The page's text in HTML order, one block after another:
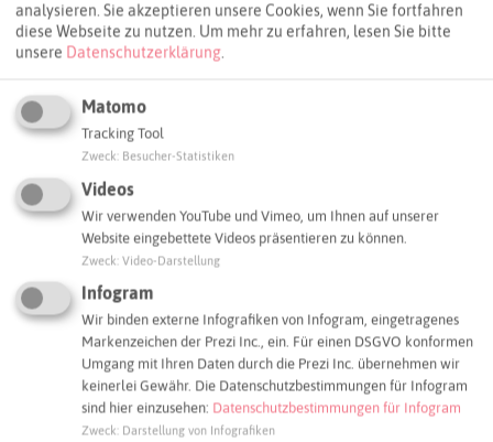
zahlreiche Teilnehmende der Einladung und sorgten für
eine lebendige und engagierte Atmosphäre. Nach der
Begrüßung durch Dr. Richard Schröder (Fachbereichsleiter
Recklinghausen) und Mark Pietreck (Leitender
Regierungsschuldirektor und Bezirkskoordinator
Regionale Bildungsnetzwerke Münster) gab Univ.-Prof. Dr.
Silvia-Iris Beutel von der TU Dortmund mit ihrem
Impulsvortrag wertvolle Anregungen zur demokratischen
Gestaltung von Schule.
Im Anschluss bot der Markt für Möglichkeiten im Foyer
vielfältige Gelegenheiten zum Austausch und Vernetzung.
Besonders lebhaft waren die Workshops, die eine breite
Palette an Themen abdeckten: von Antisemitismus,
Verschwörungserzählungen und Fake News über
politische Bildung und Schülervertretung bis hin zu
Wertevermittlung im Sport und dem Umgang mit
analysieren. Sie akzeptieren unsere Cookies, wenn Sie fortfahren
diese Webseite zu nutzen. Um mehr zu erfahren, lesen Sie bitte
unsere Datenschutzerklärung.
Matomo
Tracking Tool
Zweck Besucher-Statistiken
Videos
Wir verwenden YouTube und Vimeo, um Ihnen auf unserer
Website eingebettete Videos präsentieren zu können.
Zweck Video-Darstellung
Infogram
Wir binden externe Infografiken von Infogram, eingetragenes
Markenzeichen der Prezi Inc., ein. Für einen DSGVO konformen
Umgang mit Ihren Daten durch die Prezi Inc. übernehmen wir
keinerlei Gewähr. Die Datenschutzbestimmungen für Infogram
sind hier einzusehen: Datenschutzbestimmungen für Infogram
Zweck Darstellung von Infografiken